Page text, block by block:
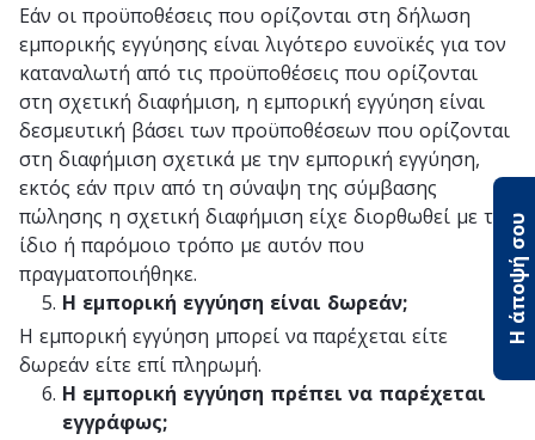
Η άποψή σου
Εάν οι προϋποθέσεις που ορίζονται στη δήλωση
εμπορικής εγγύησης είναι λιγότερο ευνοϊκές για τον
καταναλωτή από τις προϋποθέσεις που ορίζονται
στη σχετική διαφήμιση, η εμπορική εγγύηση είναι
δεσμευτική βάσει των προϋποθέσεων που ορίζονται
στη διαφήμιση σχετικά με την εμπορική εγγύηση,
εκτός εάν πριν από τη σύναψη της σύμβασης
πώλησης η σχετική διαφήμιση είχε διορθωθεί με τον
ίδιο ή παρόμοιο τρόπο με αυτόν που
πραγματοποιήθηκε.
Η εμπορική εγγύηση είναι δωρεάν;
Η εμπορική εγγύηση μπορεί να παρέχεται είτε
δωρεάν είτε επί πληρωμή.
Η εμπορική εγγύηση πρέπει να παρέχεται
εγγράφως;